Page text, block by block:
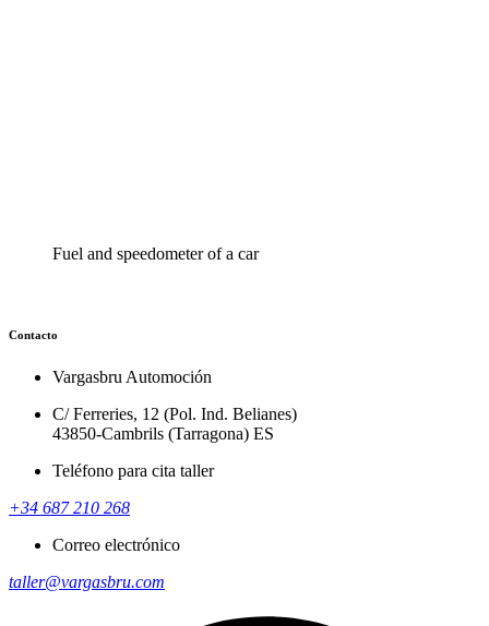
Fuel and speedometer of a car
Contacto
Vargasbru Automoción
C/ Ferreries, 12 (Pol. Ind. Belianes)
43850-Cambrils (Tarragona) ES
Teléfono para cita taller
+34 687 210 268
Correo electrónico
taller@vargasbru.com